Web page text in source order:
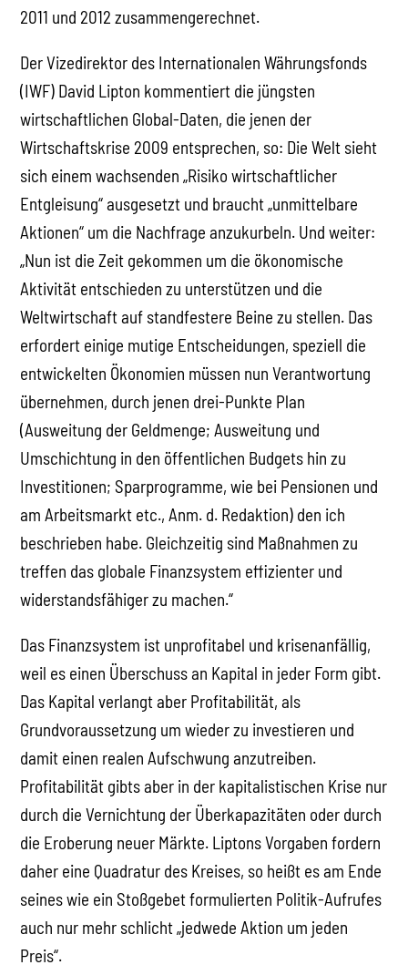
2011 und 2012 zusammengerechnet.
Der Vizedirektor des Internationalen Währungsfonds
(IWF) David Lipton kommentiert die jüngsten
wirtschaftlichen Global-Daten, die jenen der
Wirtschaftskrise 2009 entsprechen, so: Die Welt sieht
sich einem wachsenden „Risiko wirtschaftlicher
Entgleisung“ ausgesetzt und braucht „unmittelbare
Aktionen“ um die Nachfrage anzukurbeln. Und weiter:
„Nun ist die Zeit gekommen um die ökonomische
Aktivität entschieden zu unterstützen und die
Weltwirtschaft auf standfestere Beine zu stellen. Das
erfordert einige mutige Entscheidungen, speziell die
entwickelten Ökonomien müssen nun Verantwortung
übernehmen, durch jenen drei-Punkte Plan
(Ausweitung der Geldmenge; Ausweitung und
Umschichtung in den öffentlichen Budgets hin zu
Investitionen; Sparprogramme, wie bei Pensionen und
am Arbeitsmarkt etc., Anm. d. Redaktion) den ich
beschrieben habe. Gleichzeitig sind Maßnahmen zu
treffen das globale Finanzsystem effizienter und
widerstandsfähiger zu machen.“
Das Finanzsystem ist unprofitabel und krisenanfällig,
weil es einen Überschuss an Kapital in jeder Form gibt.
Das Kapital verlangt aber Profitabilität, als
Grundvoraussetzung um wieder zu investieren und
damit einen realen Aufschwung anzutreiben.
Profitabilität gibts aber in der kapitalistischen Krise nur
durch die Vernichtung der Überkapazitäten oder durch
die Eroberung neuer Märkte. Liptons Vorgaben fordern
daher eine Quadratur des Kreises, so heißt es am Ende
seines wie ein Stoßgebet formulierten Politik-Aufrufes
auch nur mehr schlicht „jedwede Aktion um jeden
Preis“.